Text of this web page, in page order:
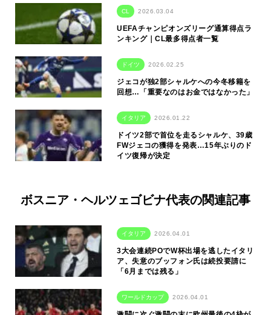
CL 2026.03.04
UEFAチャンピオンズリーグ通算得点ラ
ンキング｜CL最多得点者一覧
ドイツ 2026.02.25
ジェコが独2部シャルケへの今冬移籍を
回想…「重要なのはお金ではなかった」
イタリア 2026.01.22
ドイツ2部で首位を走るシャルケ、39歳
FWジェコの獲得を発表…15年ぶりのド
イツ復帰が決定
ボスニア・ヘルツェゴビナ代表の関連記事
イタリア 2026.04.01
3大会連続POでW杯出場を逃したイタリ
ア、失意のブッフォン氏は続投要請に
「6月までは残る」
ワールドカップ 2026.04.01